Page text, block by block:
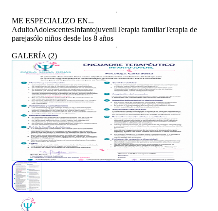
ME ESPECIALIZO EN...
AdultoAdolescentesInfantojuvenilTerapia familiarTerapia de
parejasólo niños desde los 8 años
GALERÍA (2)